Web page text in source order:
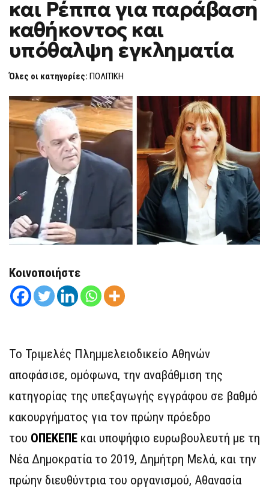
ΚΑΙ
ΡΈΠΠΑ
ΓΙΑ
ΠΑΡΆΒΑΣΗ
ΚΑΘΉΚΟΝΤΟΣ
ΚΑΙ
ΥΠΌΘΑΛΨΗ
ΕΓΚΛΗΜΑΤΊΑ
και Ρέππα για παράβαση
καθήκοντος και
υπόθαλψη εγκληματία
Όλες οι κατηγορίες: ΠΟΛΙΤΙΚΗ
Κοινοποιήστε
Το Τριμελές Πλημμελειοδικείο Αθηνών
αποφάσισε, ομόφωνα, την αναβάθμιση της
κατηγορίας της υπεξαγωγής εγγράφου σε βαθμό
κακουργήματος για τον πρώην πρόεδρο
του ΟΠΕΚΕΠΕ και υποψήφιο ευρωβουλευτή με τη
Νέα Δημοκρατία το 2019, Δημήτρη Μελά, και την
πρώην διευθύντρια του οργανισμού, Αθανασία